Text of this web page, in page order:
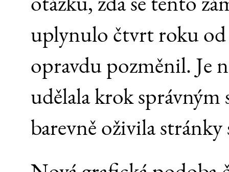
uplynulo čtvrt roku od
opravdu pozměnil. Je
udělala krok
barevně oživila